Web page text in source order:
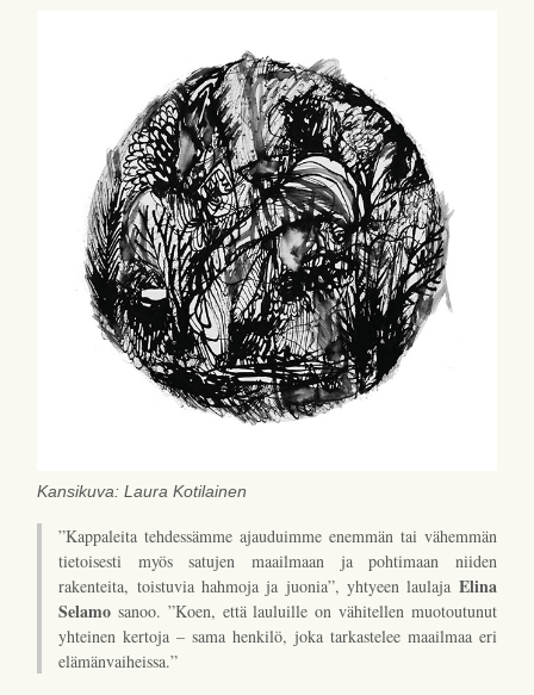
Kansikuva: Laura Kotilainen
”Kappaleita tehdessämme ajauduimme enemmän tai vähemmän
tietoisesti myös satujen maailmaan ja pohtimaan niiden
rakenteita, toistuvia hahmoja ja juonia”, yhtyeen laulaja Elina
Selamo sanoo. ”Koen, että lauluille on vähitellen muotoutunut
yhteinen kertoja – sama henkilö, joka tarkastelee maailmaa eri
elämänvaiheissa.”